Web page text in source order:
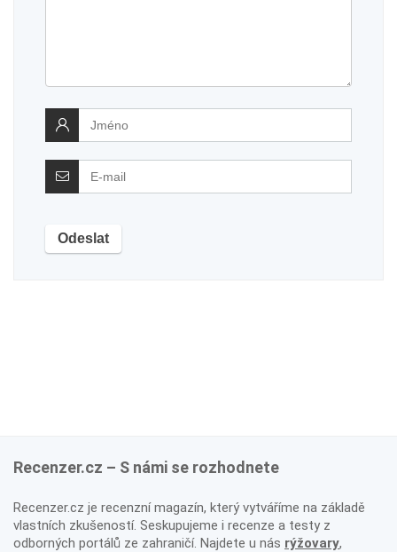
Recenzer.cz – S námi se rozhodnete
Recenzer.cz je recenzní magazín, který vytváříme na základě
vlastních zkušeností. Seskupujeme i recenze a testy z
odborných portálů ze zahraničí. Najdete u nás rýžovary,